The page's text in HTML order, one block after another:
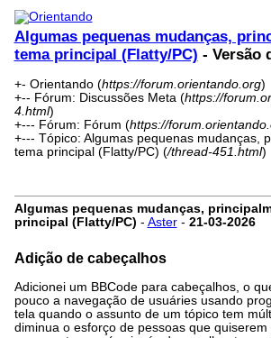
Algumas pequenas mudanças,
tema principal (Flatty/PC) - Versão
+- Orientando (https://forum.orientando.org)
+-- Fórum: Discussões Meta (https://
4.html)
+--- Fórum: Fórum (https://
+--- Tópico: Algumas pequenas mudanças,
tema principal (Flatty/PC) (/thread-451.html)
Algumas pequenas mudanças,
principal (Flatty/PC) - Aster- 21-03-2026
Adição de cabeçalhos
Adicionei um BBCode para cabeçalhos, o
pouco a navegação de usuáries usando
tela quando o assunto de um tópico tem
diminua o esforço de pessoas que